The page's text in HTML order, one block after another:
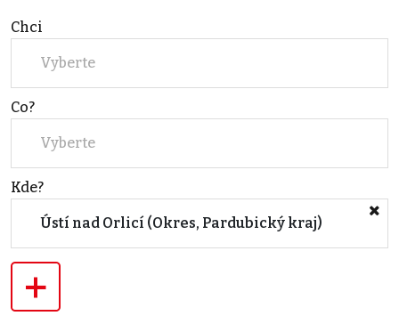
Chci
Vyberte
Co?
Vyberte
Kde?
Ústí nad Orlicí (Okres, Pardubický kraj)
+